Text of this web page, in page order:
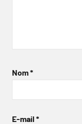
Nom*
E-mail *